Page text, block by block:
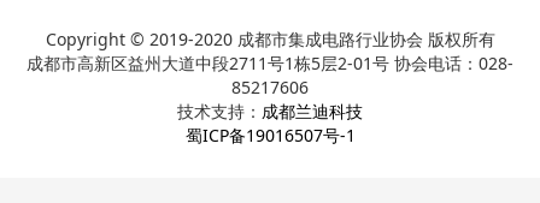
Copyright © 2019-2020 成都市集成电路行业协会 版权所有
成都市高新区益州大道中段2711号1栋5层2-01号 协会电话：028-
85217606
技术支持： 成都兰迪科技
蜀ICP备19016507号-1